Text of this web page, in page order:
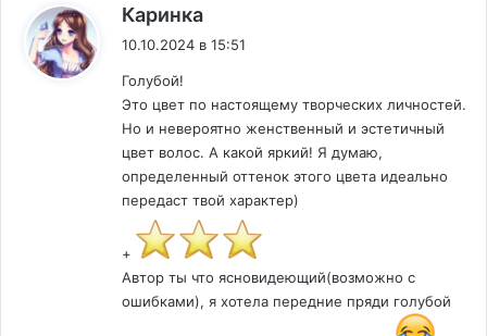
Каринка
10.10.2024 в 15:51
Голубой!
Это цвет по настоящему творческих личностей.
Но и невероятно женственный и эстетичный
цвет волос. А какой яркий! Я думаю,
определенный оттенок этого цвета идеально
передаст твой характер)
+
Автор ты что ясновидеющий(возможно с
ошибками), я хотела передние пряди голубой